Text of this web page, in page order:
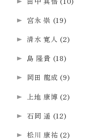
宮永 崇 (19)
清水 寛人 (2)
島 隆貴 (18)
岡田 龍成 (9)
上地 康博 (2)
石岡 遥 (12)
松川 康祐 (2)